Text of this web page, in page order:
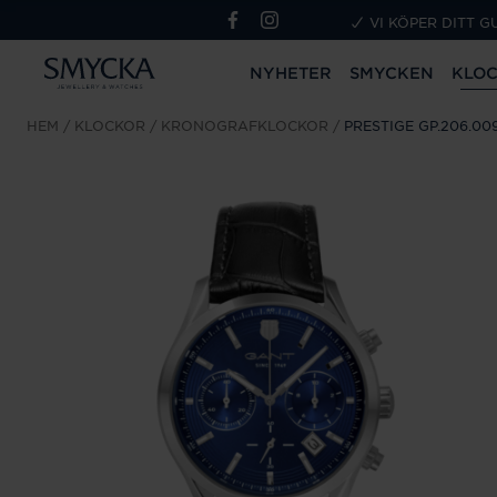
VI KÖPER DITT
NYHETER SMYCKEN
HEM KLOCKOR KRONOGRAFKLOCKOR PRESTIGE